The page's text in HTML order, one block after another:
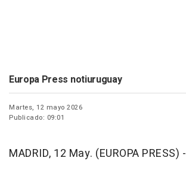
Europa Press notiuruguay
Martes, 12 mayo 2026
Publicado: 09:01
MADRID, 12 May. (EUROPA PRESS) -